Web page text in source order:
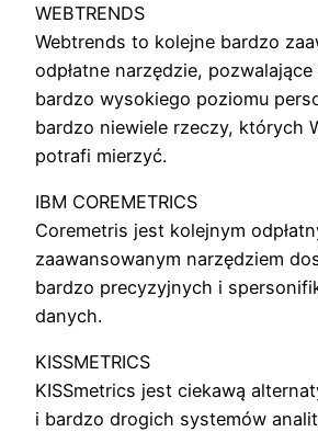
WEBTRENDS
Webtrends to kolejne bardzo
odpłatne narzędzie,
bardzo wysokiego poziomu
bardzo niewiele rzeczy, których
potrafi mierzyć.
IBM COREMETRICS
Coremetris jest kolejnym
zaawansowanym narzędziem
bardzo precyzyjnych i
danych.
KISSMETRICS
KISSmetrics jest ciekawą
i bardzo drogich systemów